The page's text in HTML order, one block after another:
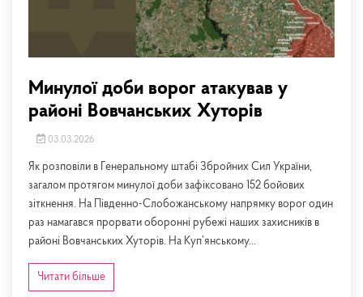
Минулої доби ворог атакував у
районі Вовчанських Хуторів
03.03.2026
Як розповіли в Генеральному штабі Збройних Сил України,
загалом протягом минулої доби зафіксовано 152 бойових
зіткнення. На Південно-Слобожанському напрямку ворог один
раз намагався прорвати оборонні рубежі наших захисників в
районі Вовчанських Хуторів. На Куп’янському...
Читати більше